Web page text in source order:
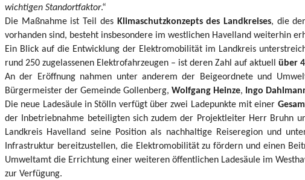
wichtigen Standortfaktor.“
Die Maßnahme ist Teil des Klimaschutzkonzepts des Landkreises, die
vorhanden sind, besteht insbesondere im westlichen Havelland weiterhin
Ein Blick auf die Entwicklung der Elektromobilität im Landkreis
rund 250 zugelassenen Elektrofahrzeugen – ist deren Zahl auf aktuell über
An der Eröffnung nahmen unter anderem der Beigeordnete und
Bürgermeister der Gemeinde Gollenberg, Wolfgang Heinze, Ingo
Die neue Ladesäule in Stölln verfügt über zwei Ladepunkte mit einer
der Inbetriebnahme beteiligten sich zudem der Projektleiter Herr Bruhn
Landkreis Havelland seine Position als nachhaltige Reiseregion und
Infrastruktur bereitzustellen, die Elektromobilität zu fördern und einen
Umweltamt die Errichtung einer weiteren öffentlichen Ladesäule im
zur Verfügung.